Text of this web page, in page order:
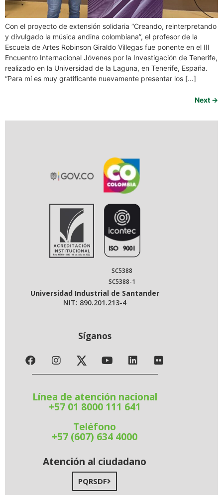
Con el proyecto de extensión solidaria “Creando, reinterpretando
y divulgado la música andina colombiana”, el profesor de la
Escuela de Artes Robinson Giraldo Villegas fue ponente en el III
Encuentro Internacional Jóvenes por la Investigación de Tenerife,
realizado en la Universidad de la Laguna, en Tenerife, España.
“Para mí es muy gratificante nuevamente presentar los […]
Next →